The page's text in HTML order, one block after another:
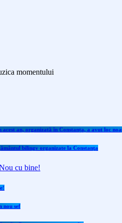
momentului
acest an, organizată în Constanța, a avut loc
bilingv organizate la Constanţa
nou sef